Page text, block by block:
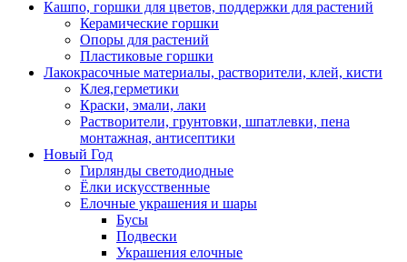
Кашпо, горшки для цветов, поддержки для растений
Керамические горшки
Опоры для растений
Пластиковые горшки
Лакокрасочные материалы, растворители, клей, кисти
Клея,герметики
Краски, эмали, лаки
Растворители, грунтовки, шпатлевки, пена
монтажная, антисептики
Новый Год
Гирлянды светодиодные
Ёлки искусственные
Елочные украшения и шары
Бусы
Подвески
Украшения елочные